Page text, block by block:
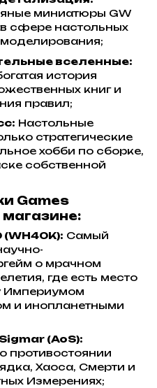
миниатюры GW
сфере настольных
вселенные:
история
книг и
правил;
Настольные
стратегические
хобби по сборке,
собственной
Games
Самый
о мрачном
где есть место
Империумом
и инопланетными
(AoS):
противостоянии
Хаоса, Смерти и
Измерениях;